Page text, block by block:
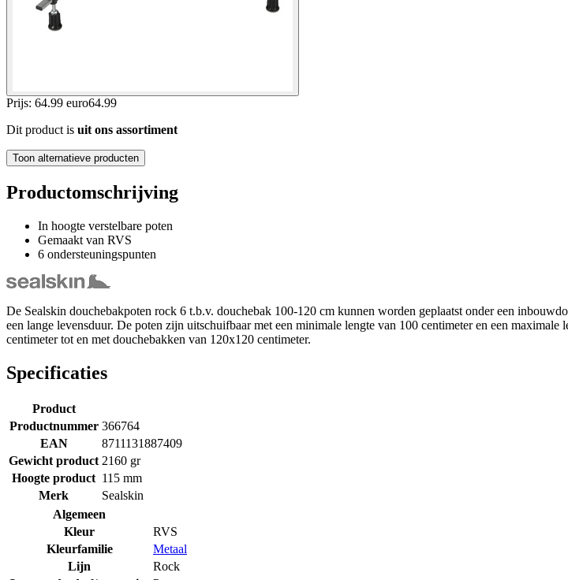
Prijs: 64.99 euro64.99
Dit product is uit ons assortiment
Toon alternatieve producten
Productomschrijving
In hoogte verstelbare poten
Gemaakt van RVS
6 ondersteuningspunten
De Sealskin douchebakpoten rock 6 t.b.v. douchebak 100-120 cm kunnen worden geplaatst onder een
een lange levensduur. De poten zijn uitschuifbaar met een minimale lengte van 100 centimeter en een
centimeter tot en met douchebakken van 120x120 centimeter.
Specificaties
Product
Productnummer 366764
EAN
8711131887409
Gewicht product 2160 gr
Hoogte product 115 mm
Merk
Sealskin
Algemeen
Kleur
RVS
Kleurfamilie
Metaal
Lijn
Rock